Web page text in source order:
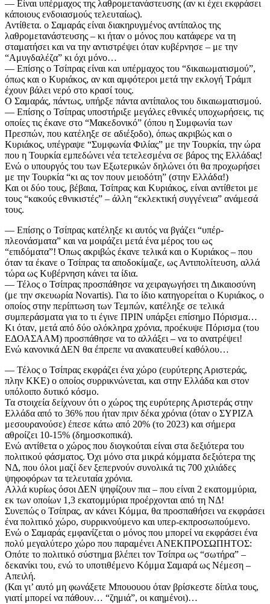
— Είναι υπέρμαχος της λαθρομετανάστευσης (αν κι έχει εκφράσει
κάποιους ενδοιασμούς τελευταίως).
Αντίθετα. ο Σαμαράς είναι διακηρυγμένος αντίπαλος της
λαθρομετανάστευσης – κι ήταν ο μόνος που κατάφερε να τη
σταματήσει και να την αντιστρέψει όταν κυβέρνησε – με την
“Αμυγδαλέζα” κι όχι μόνο…
— Επίσης ο Τσίπρας είναι και υπέρμαχος του “δικαιωματισμού”,
όπως και ο Κυριάκος, αν και αμφότεροι μετά την εκλογή Τράμπ
έχουν βάλει νερό στο κρασί τους.
Ο Σαμαράς, πάντως, υπήρξε πάντα αντίπαλος του δικαιωματισμού.
— Επίσης ο Τσίπρας υποστήριξε μεγάλες εθνικές υποχωρήσεις, τις
οποίες τις έκανε στο “Μακεδονικό” (όπου η Συμφωνία των
Πρεσπών, που κατέληξε σε αδιέξοδο), όπως ακριβώς και ο
Κυριάκος, υπέγραψε “Συμφωνία Φιλίας” με την Τουρκία, την ώρα
που η Τουρκία εμπεδώνει νέα τετελεσμένα σε βάρος της Ελλάδας!
Ενώ ο υπουργός του των Εξωτερικών δηλώνει ότι θα προχωρήσει
με την Τουρκία “κι ας τον πουν μειοδότη” (στην Ελλάδα!)
Και οι δύο τους, βέβαια, Τσίπρας και Κυριάκος, είναι αντίθετοι με
τους “κακούς εθνικιστές” – άλλη “εκλεκτική συγγένεια” ανάμεσά
τους.
— Επίσης ο Τσίπρας κατέληξε κι αυτός να βγάζει “υπέρ-
πλεονάσματα” και να μοιράζει μετά ένα μέρος του ως
“επιδόματα”! Όπως ακριβώς έκανε τελικά και ο Κυριάκος – που
όταν τα έκανε ο Τσίπρας τα αποδοκίμαζε, ως Αντιπολίτευση, αλλά
τώρα ως Κυβέρνηση κάνει τα ίδια.
— Τέλος ο Τσίπρας προσπάθησε να χειραγωγήσει τη Δικαιοσύνη
(με την σκευωρία Νοvartis). Για το ίδιο κατηγορείται ο Κυριάκος, ο
οποίος στην περίπτωση των Τεμπών, κατέληξε σε τελικά
συμπεράσματα για το τι έγινε ΠΡΙΝ υπάρξει επίσημο Πόρισμα…
Κι όταν, μετά από δύο ολόκληρα χρόνια, προέκυψε Πόρισμα (του
ΕΔΟΑΣΑΑΜ) προσπάθησε να το αλλάξει – να το ανατρέψει!
Ενώ κανονικά ΔΕΝ θα έπρεπε να ανακατευθεί καθόλου…
— Τέλος ο Τσίπρας εκφράζει ένα χώρο (ευρύτερης Αριστεράς,
πλην ΚΚΕ) ο οποίος συρρικνώνεται, και στην Ελλάδα και στον
υπόλοιπο δυτικό κόσμο.
Τα στοιχεία δείχνουν ότι ο χώρος της ευρύτερης Αριστεράς στην
Ελλάδα από το 36% που ήταν πριν δέκα χρόνια (όταν ο ΣΥΡΙΖΑ
μεσουρανούσε) έπεσε κάτω από 20% (το 2023) και σήμερα
αθροίζει 10-15% (δημοσκοπικά).
Ενώ αντίθετα ο χώρος που διογκούται είναι στα δεξιότερα του
πολιτικού φάσματος. Όχι μόνο στα μικρά κόμματα δεξιότερα της
ΝΔ, που όλοι μαζί δεν ξεπερνούν συνολικά τις 700 χιλιάδες
ψηφοφόρων τα τελευταία χρόνια.
Αλλά κυρίως όσοι ΔΕΝ ψηφίζουν πια – που είναι 2 εκατομμύρια,
εκ των οποίων 1,3 εκατομμύρια προέρχονται από τη ΝΔ!
Συνεπώς ο Τσίπρας, αν κάνει Κόμμα, θα προσπαθήσει να εκφράσει
ένα πολιτικό χώρο, συρρικνούμενο και υπερ-εκπροσωπούμενο.
Ενώ ο Σαμαράς εμφανίζεται ο μόνος που μπορεί να εκφράσει ένα
πολύ μεγαλύτερο χώρο που παραμένει ΑΝΕΚΠΡΟΣΩΠΗΤΟΣ:
Οπότε το πολιτικό σύστημα βλέπει τον Τσίπρα ως “σωτήρα” –
δεκανίκι του, ενώ το υποτιθέμενο Κόμμα Σαμαρά ως Νέμεση –
Απειλή.
(Και γι’ αυτό μη φωνάξετε Μπουουου όταν βρίσκεστε δίπλα τους,
γιατί μπορεί να πάθουν… “ζημιά”, οι καημένοι)…